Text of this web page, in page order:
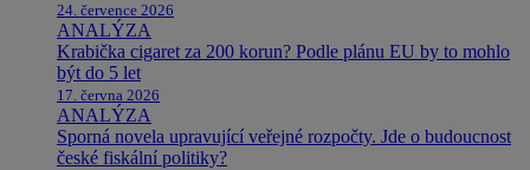
24. července 2026
ANALÝZA
Krabička cigaret za 200 korun? Podle plánu EU by to mohlo
být do 5 let
17. června 2026
ANALÝZA
Sporná novela upravující veřejné rozpočty. Jde o budoucnost
české fiskální politiky?